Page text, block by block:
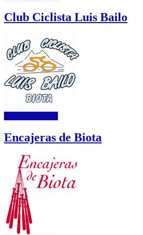
Club Ciclista Luis Bailo
Encajeras de Biota